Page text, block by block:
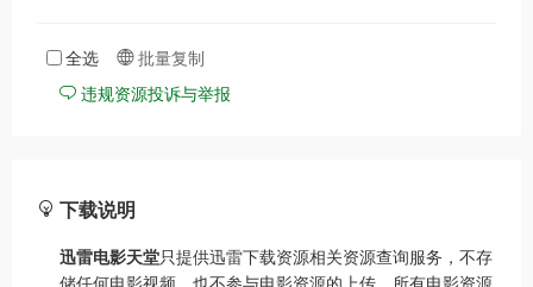
全选
批量复制
违规资源投诉与举报
下载说明
迅雷电影天堂只提供迅雷下载资源相关资源查询服务，不存
储任何电影视频，也不参与电影资源的上传，所有电影资源